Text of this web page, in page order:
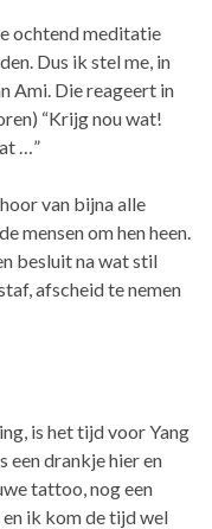
ochtend meditatie
Dus ik stel me, in
Ami. Die reageert in
“Krijg nou wat!
…”
van bijna alle
mensen om hen heen.
besluit na wat stil
afscheid te nemen
is het tijd voor Yang
een drankje hier en
tattoo, nog een
ik kom de tijd wel